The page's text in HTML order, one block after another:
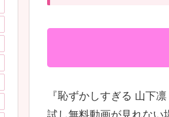
『恥ずかしすぎる 山下
試し無料動画が見れない